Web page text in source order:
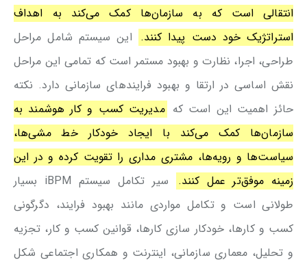
انتقالی است که به سازمان‌ها کمک می‌کند به اهداف
استراتژیک خود دست پیدا کنند. این سیستم شامل مراحل
طراحی، اجرا، نظارت و بهبود مستمر است که تمامی این مراحل
نقش اساسی در ارتقا و بهبود فرایندهای سازمانی دارد. نکته
حائز اهمیت این است که مدیریت کسب و کار هوشمند به
سازمان‌ها کمک می‌کند با ایجاد خودکار خط مشی‌ها،
سیاست‌ها و رویه‌ها، مشتری مداری را تقویت کرده و در این
زمینه موفق‌تر عمل کنند.
سیر تکامل سیستم iBPM بسیار
طولانی است و تکامل مواردی مانند بهبود فرایند، دگرگونی
کسب و کارها، خودکار سازی کارها، قوانین کسب و کار، تجزیه
و تحلیل، معماری سازمانی، اینترنت و همکاری اجتماعی شکل